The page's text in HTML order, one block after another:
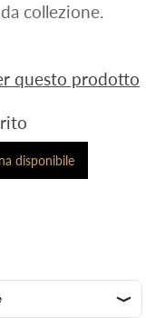
collezione.
questo prodotto